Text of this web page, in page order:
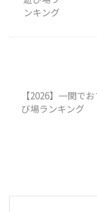
【2026】一関で
び場ランキング